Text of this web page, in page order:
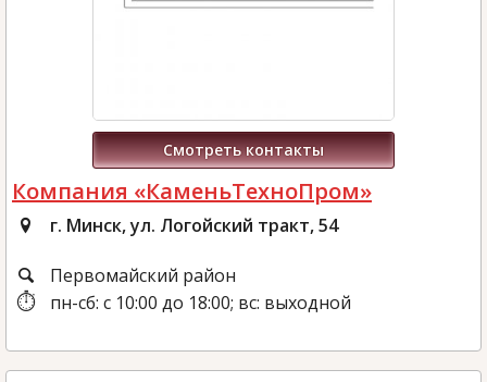
Смотреть контакты
Компания «КаменьТехноПром»
г. Минск, ул. Логойский тракт, 54
Первомайский район
пн-сб: с 10:00 до 18:00; вс: выходной